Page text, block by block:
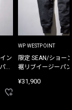
ン
ン
WP WESTPOINT
限定 SEAN/ショー
裾リブイージーパ
¥31,900